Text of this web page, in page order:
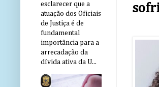
esclarecer que a
atuação dos Oficiais
de Justiça é de
fundamental
importância para a
arrecadação da
dívida ativa da U...